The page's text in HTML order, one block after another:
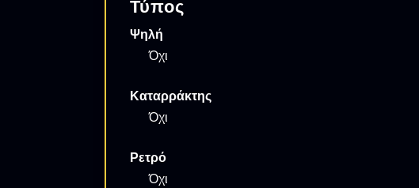
Τύπος
Ψηλή
Όχι
Καταρράκτης
Όχι
Ρετρό
Όχι